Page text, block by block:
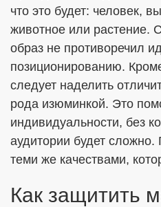
что это будет: человек,
животное или растение.
образ не противоречил
позиционированию.
следует наделить
рода изюминкой. Это
индивидуальности, без
аудитории будет
теми же качествами,
Как защитить